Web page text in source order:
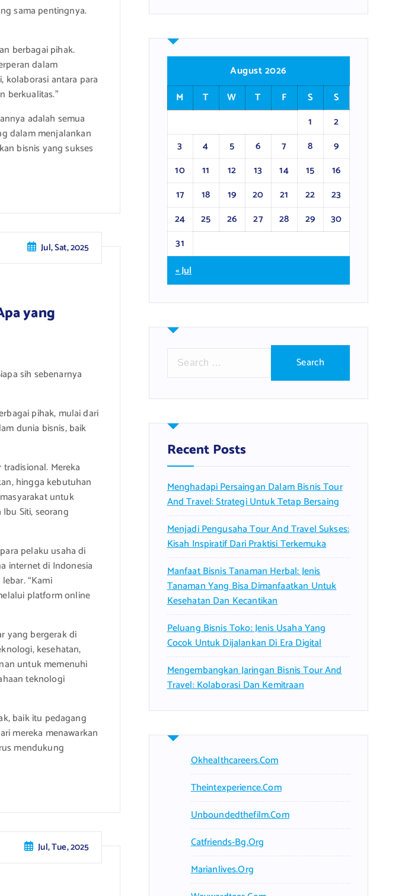
sama pentingnya.
berbagai pihak.
dalam
kolaborasi antara para
berkualitas.”
adalah semua
dalam menjalankan
bisnis yang sukses
Jul, Sat, 2025
yang
sih sebenarnya
pihak, mulai dari
dunia bisnis, baik
Mereka
hingga kebutuhan
untuk
Siti, seorang
pelaku usaha di
internet di Indonesia
“Kami
platform online
yang bergerak di
kesehatan,
untuk memenuhi
teknologi
baik itu pedagang
mereka menawarkan
mendukung
Jul, Tue, 2025
August 2026
M
T W T F S
S
1
2
3
4 5 6 7 8
9
10
11 12 13 14 15
16
17
18 19 20 21 22
23
24
25 26 27 28 29
30
31
« Jul
r
h
f
o
:
Recent Posts
Menghadapi Persaingan Dalam Bisnis Tour
And Travel: Strategi Untuk Tetap Bersaing
Menjadi Pengusaha Tour And Travel Sukses:
Kisah Inspiratif Dari Praktisi Terkemuka
Manfaat Bisnis Tanaman Herbal: Jenis
Tanaman Yang Bisa Dimanfaatkan Untuk
Kesehatan Dan Kecantikan
Peluang Bisnis Toko: Jenis Usaha Yang
Cocok Untuk Dijalankan Di Era Digital
Mengembangkan Jaringan Bisnis Tour And
Travel: Kolaborasi Dan Kemitraan
Okhealthcareers.com
Theintexperience.com
Unboundedthefilm.com
Catfriends-Bg.org
Marianlives.org